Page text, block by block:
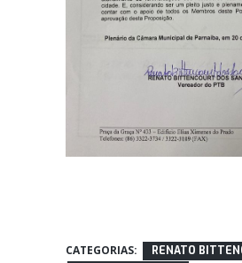
CATEGORIAS:
RENATO